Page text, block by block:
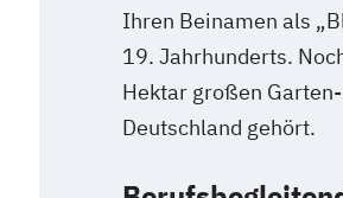
Ihren Beinamen als
19. Jahrhunderts.
Hektar großen
Deutschland gehört.